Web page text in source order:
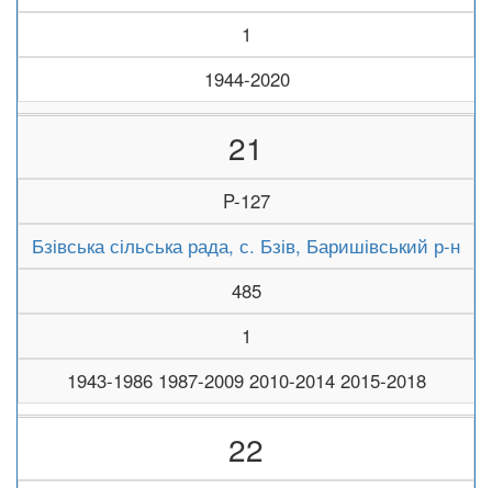
1
1944-2020
21
P-127
Бзівська сільська рада, с. Бзів, Баришівський р-н
485
1
1943-1986 1987-2009 2010-2014 2015-2018
22